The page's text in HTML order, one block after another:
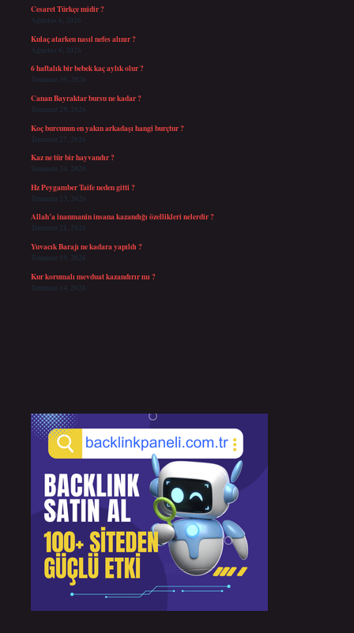
Cesaret Türkçe midir ?
Ağustos 6, 2026
Kulaç atarken nasıl nefes alınır ?
Ağustos 6, 2026
6 haftalık bir bebek kaç aylık olur ?
Temmuz 30, 2026
Canan Bayraktar bursu ne kadar ?
Temmuz 29, 2026
Koç burcunun en yakın arkadaşı hangi burçtur ?
Temmuz 27, 2026
Kaz ne tür bir hayvandır ?
Temmuz 24, 2026
Hz Peygamber Taife neden gitti ?
Temmuz 23, 2026
Allah’a inanmanin insana kazandığı özellikleri nelerdir ?
Temmuz 21, 2026
Yuvacık Barajı ne kadara yapıldı ?
Temmuz 19, 2026
Kur korumalı mevduat kazandırır mı ?
Temmuz 14, 2026